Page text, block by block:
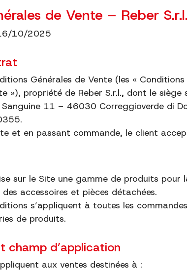
de Vente – Reber
10/2025
Générales de Vente (les «
»), propriété de Reber S.r.l., dont le
11 – 46030 Correggioverde di
et en passant commande, le client
sur le Site une gamme de produits
accessoires et pièces détachées.
s’appliquent à toutes les
de produits.
champ d’application
aux ventes destinées à :